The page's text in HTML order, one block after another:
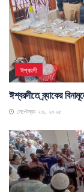
ঈশ্বরদী
ঈশ্বরদীতে ব্র্যাকের
সেপ্টেম্বর ২৬, ২০২৫